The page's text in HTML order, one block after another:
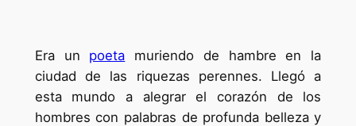
Era un poeta muriendo de hambre en la
ciudad de las riquezas perennes. Llegó a
esta mundo a alegrar el corazón de los
hombres con palabras de profunda belleza y